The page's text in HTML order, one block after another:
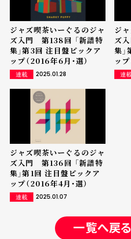
ジャズ喫茶いーぐるのジャ
ズ入門 第138回 「新譜特
集」第3回 注目盤ピックア
ップ（2016年6月・選）
連載 2025.01.28
ジ
ズ
集
ッ
連
ジャズ喫茶いーぐるのジャ
ズ入門 第136回 「新譜特
集」第1回 注目盤ピックア
ップ（2016年4月・選）
連載 2025.01.07
一覧へ戻る